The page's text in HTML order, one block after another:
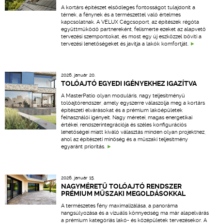
A kortárs építészet elsődleges fontosságot tulajdonít a
térnek, a fénynek és a természettel való értelmes
kapcsolatnak. A VELUX Cégcsoport, az építészek régóta
együttműködő partnereként, felismerte ezeket az alapvető
tervezési szempontokat, és most egy új eszközzel bővíti a
tervezési lehetőségeket és javítja a lakók komfortját.
2026. január 20.
TOLÓAJTÓ EGYEDI IGÉNYEKHEZ IGAZÍTVA
A MasterPatio olyan moduláris, nagy teljesítményű
tolóajtórendszer, amely egyszerre válaszolja meg a kortárs
építészeti elvárásokat és a prémium lakóépületek
felhasználói igényeit. Nagy méretei, magas energetikai
értékei, rendszerintegrációja és széles konfigurációs
lehetőségei miatt kiváló választás minden olyan projekthez,
ahol az építészeti minőség és a műszaki teljesítmény
egyaránt prioritás.
2026. január 15.
NAGYMÉRETŰ TOLÓAJTÓ RENDSZER
PRÉMIUM MŰSZAKI MEGOLDÁSOKKAL
A természetes fény maximalizálása, a panoráma
hangsúlyozása és a vizuális könnyedség ma már alapelvárás
a prémium kategóriás lakó- és középületek tervezésekor. A